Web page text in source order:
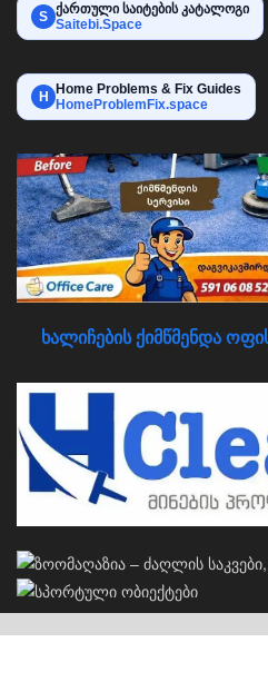
S ქართული საიტების კატალოგი
Saitebi.Space
H
Home Problems & Fix Guides
HomeProblemFix.space
ხალიჩების ქიმწმენდა